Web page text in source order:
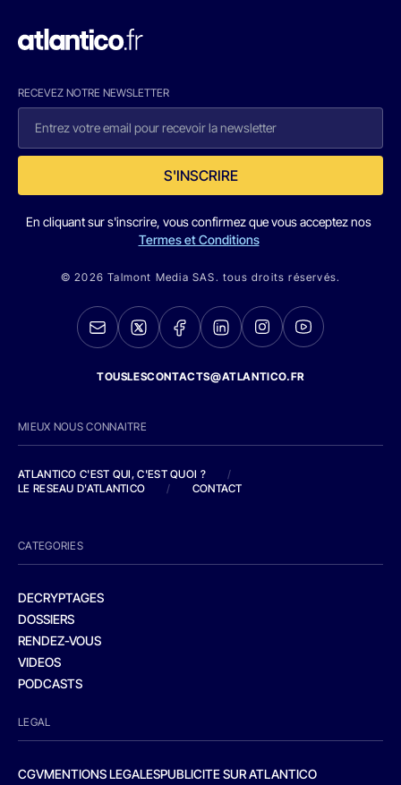
RECEVEZ NOTRE NEWSLETTER
S'INSCRIRE
En cliquant sur s'inscrire, vous confirmez que vous acceptez nos
Termes et Conditions
© 2026 Talmont Media SAS. tous droits réservés.
TOUSLESCONTACTS@ATLANTICO.FR
MIEUX NOUS CONNAITRE
ATLANTICO C'EST QUI, C'EST QUOI ?
/
LE RESEAU D'ATLANTICO
/ CONTACT
CATEGORIES
DECRYPTAGES
DOSSIERS
RENDEZ-VOUS
VIDEOS
PODCASTS
LEGAL
CGVMENTIONS LEGALESPUBLICITE SUR ATLANTICO